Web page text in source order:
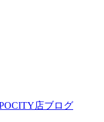
店ブログ